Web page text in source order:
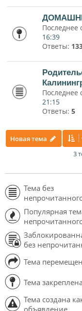
Последнее
16:39
Ответы:
Последнее
21:15
Ответы: 5
Новая тема
3
Тема без
Популярная
без
Тема
Тема закреплена
Тема создана
объявление